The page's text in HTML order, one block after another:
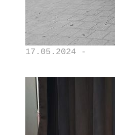
17.05.2024 -